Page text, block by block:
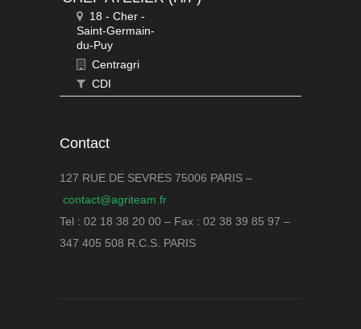
18 - Cher -
Saint-Germain-
du-Puy
Centragri
CDI
Contact
127 RUE DE SEVRES 75006 PARIS –
contact@agriteam.fr
Tel : 02 18 38 20 00 – Fax : 02 38 39 85 97 –
347 405 508 R.C.S. PARIS